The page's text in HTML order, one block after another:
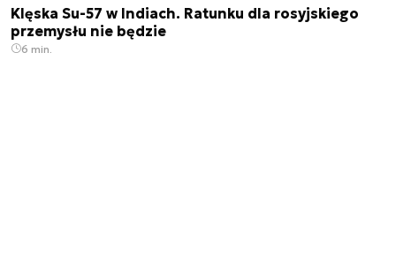
Klęska Su-57 w Indiach. Ratunku dla rosyjskiego
przemysłu nie będzie
6 min.